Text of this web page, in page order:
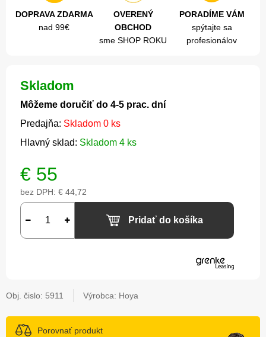
DOPRAVA ZDARMA
nad 99€
OVERENÝ
OBCHOD
sme SHOP ROKU
PORADÍME VÁM
spýtajte sa
profesionálov
Skladom
Môžeme doručiť do 4-5 prac. dní
Predajňa: Skladom 0 ks
Hlavný sklad: Skladom 4 ks
€ 55
bez DPH: € 44,72
Pridať do košíka
Obj. čislo: 5911 Výrobca: Hoya
Porovnať produkt